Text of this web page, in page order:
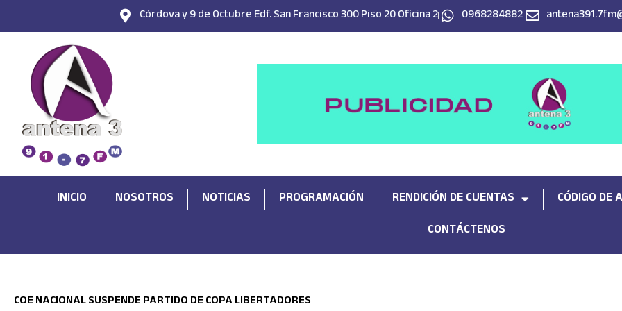
Córdova y 9 de Octubre Edf. San Francisco 300 Piso 20 Oficina 2 0968284882
INICIO NOSOTROS NOTICIAS PROGRAMACIÓN RENDICIÓN DE CUENTAS CÓDIGO DE
CONTÁCTENOS
COE NACIONAL SUSPENDE PARTIDO DE COPA LIBERTADORES